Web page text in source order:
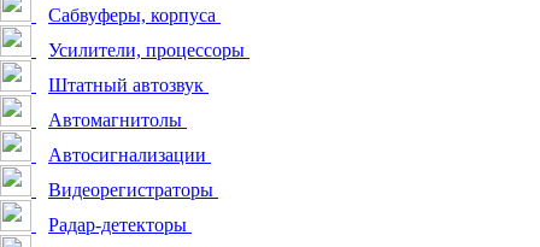
Сабвуферы, корпуса
Усилители, процессоры
Штатный автозвук
Автомагнитолы
Автосигнализации
Видеорегистраторы
Радар-детекторы